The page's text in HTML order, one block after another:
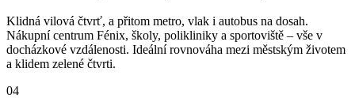
Klidná vilová čtvrť, a přitom metro, vlak i autobus na dosah.
Nákupní centrum Fénix, školy, polikliniky a sportoviště – vše v
docházkové vzdálenosti. Ideální rovnováha mezi městským životem
a klidem zelené čtvrti.
04